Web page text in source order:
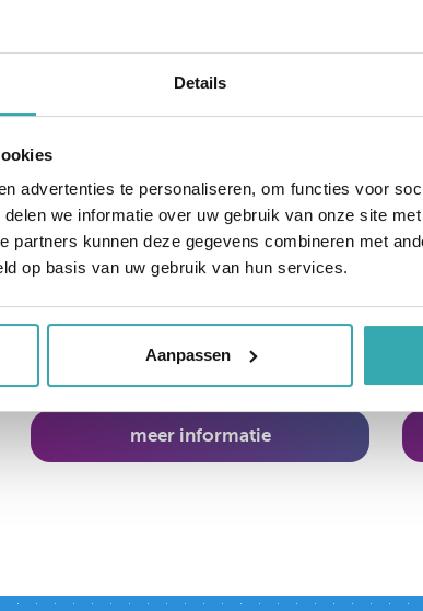
Details
advertenties te personaliseren, om functies voor
we informatie over uw gebruik van onze site
partners kunnen deze gegevens combineren met
op basis van uw gebruik van hun services.
Aanpassen
WALL KIOSK EVOLUTION 32" P
Wandmodel met Full HD
touchscreen in portrait. Aan de
meer informatie